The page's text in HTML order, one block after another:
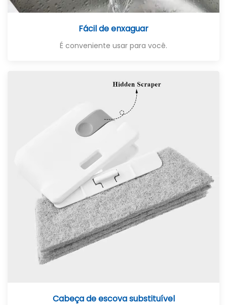
Fácil de enxaguar
É conveniente usar para você.
Cabeça de escova substituível